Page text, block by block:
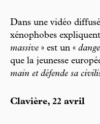
Dans une vidéo
xénophobes
massive » est un «
que la jeunesse
main et défende sa
Clavière, 22 avril